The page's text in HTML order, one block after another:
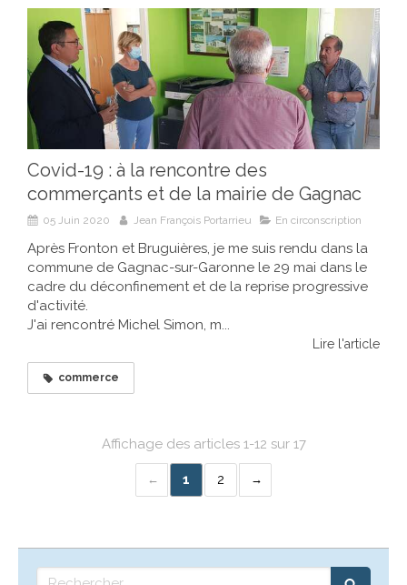
Covid-19 : à la rencontre des
commerçants et de la mairie de Gagnac
05 Juin 2020 Jean François Portarrieu En circonscription
Après Fronton et Bruguières, je me suis rendu dans la
commune de Gagnac-sur-Garonne le 29 mai dans le
cadre du déconfinement et de la reprise progressive
d'activité.
J'ai rencontré Michel Simon, m...
Lire l'article
commerce
Affichage des articles 1-12 sur 17
1 2
Rechercher